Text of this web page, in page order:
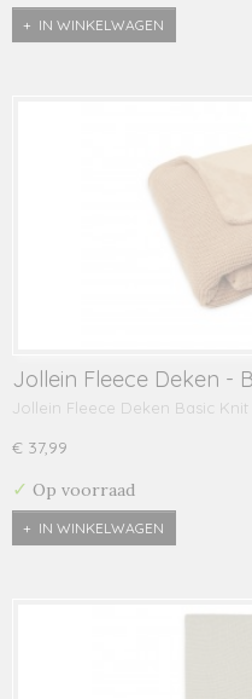
IN WINKELWAGEN
Jollein Fleece Deken -
Jollein Fleece Deken Basic
€ 37,99
✓ Op voorraad
IN WINKELWAGEN